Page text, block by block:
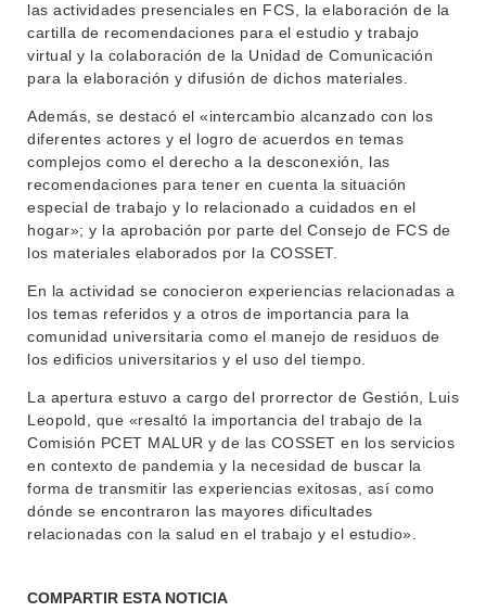
NOTICIAS
CONTACTO
las actividades presenciales en FCS, la elaboración de la
cartilla de recomendaciones para el estudio y trabajo
virtual y la colaboración de la Unidad de Comunicación
para la elaboración y difusión de dichos materiales.
Además, se destacó el «intercambio alcanzado con los
diferentes actores y el logro de acuerdos en temas
complejos como el derecho a la desconexión, las
recomendaciones para tener en cuenta la situación
especial de trabajo y lo relacionado a cuidados en el
hogar»; y la aprobación por parte del Consejo de FCS de
los materiales elaborados por la COSSET.
En la actividad se conocieron experiencias relacionadas a
los temas referidos y a otros de importancia para la
comunidad universitaria como el manejo de residuos de
los edificios universitarios y el uso del tiempo.
La apertura estuvo a cargo del prorrector de Gestión, Luis
Leopold, que «resaltó la importancia del trabajo de la
Comisión PCET MALUR y de las COSSET en los servicios
en contexto de pandemia y la necesidad de buscar la
forma de transmitir las experiencias exitosas, así como
dónde se encontraron las mayores dificultades
relacionadas con la salud en el trabajo y el estudio».
COMPARTIR ESTA NOTICIA